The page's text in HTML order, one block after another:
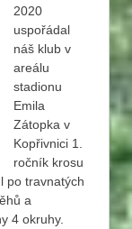
2020
uspořádal
náš klub v
areálu
stadionu
Emila
Zátopka v
Kopřivnici 1.
ročník krosu
po travnatých
a
4 okruhy.